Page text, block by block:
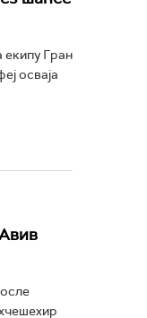
Гран
осваја